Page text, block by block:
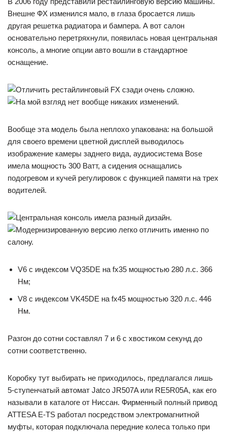
Внешне ФХ изменился мало, в глаза бросается лишь
другая решетка радиатора и бампера. А вот салон
основательно перетряхнули, появилась новая центральная
консоль, а многие опции авто вошли в стандартное
оснащение.
Вообще эта модель была неплохо упакована: на большой
для своего времени цветной дисплей выводилось
изображение камеры заднего вида, аудиосистема Bose
имела мощность 300 Ватт, а сидения оснащались
подогревом и кучей регулировок с функцией памяти на трех
водителей.
V6 с индексом VQ35DE на fx35 мощностью 280 л.с. 366
Нм;
V8 с индексом VK45DE на fx45 мощностью 320 л.с. 446
Нм.
Разгон до сотни составлял 7 и 6 с хвостиком секунд до
сотни соответственно.
Коробку тут выбирать не приходилось, предлагался лишь
5-ступенчатый автомат Jatco JR507A или RE5R05A, как его
называли в каталоге от Ниссан. Фирменный полный привод
ATTESA E-TS работал посредством электромагнитной
муфты, которая подключала передние колеса только при